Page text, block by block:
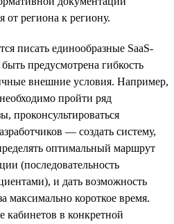
от региона к региону.
писать единообразные SaaS-
предусмотрена гибкость
внешние условия. Например,
пройти ряд
проконсультироваться
— создать систему,
оптимальный маршрут
(последовательность
и дать возможность
максимально короткое время.
в конкретной